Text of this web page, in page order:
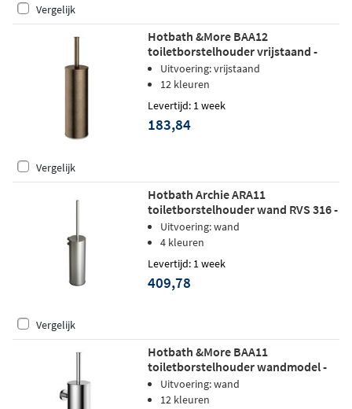
Vergelijk
Hotbath &More BAA12
toiletborstelhouder vrijstaand -
Verouderd messing
Uitvoering: vrijstaand
12 kleuren
Levertijd: 1 week
183,84
Vergelijk
Hotbath Archie ARA11
toiletborstelhouder wand RVS 316 -
Geborsteld Messing PVD
Uitvoering: wand
4 kleuren
Levertijd: 1 week
409,78
Vergelijk
Hotbath &More BAA11
toiletborstelhouder wandmodel -
Geborsteld gunmetal PVD
Uitvoering: wand
12 kleuren